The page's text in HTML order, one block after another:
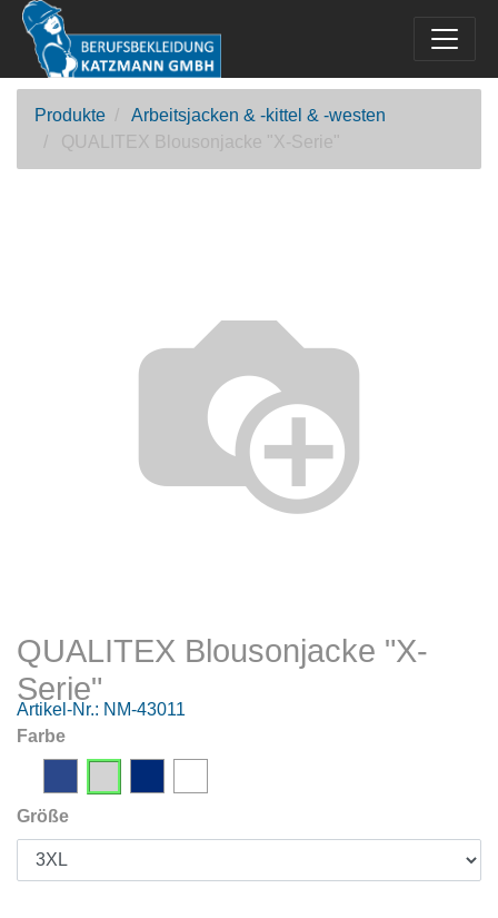
Produkte
Arbeitsjacken & -kittel & -westen
QUALITEX Blousonjacke "X-Serie"
QUALITEX Blousonjacke "X-
Serie"
Artikel-Nr.: NM-43011
Farbe
Größe